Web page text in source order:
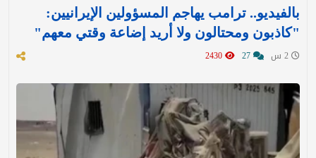
بالفيديو.. ترامب يهاجم المسؤولين الإيرانيين:
"كاذبون ومحتالون ولا أريد إضاعة وقتي معهم"